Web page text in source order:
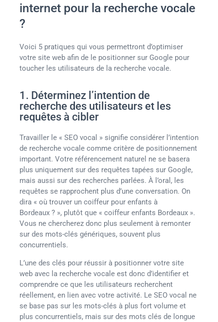
internet pour la recherche vocale
?
Voici 5 pratiques qui vous permettront d’optimiser
votre site web afin de le positionner sur Google pour
toucher les utilisateurs de la recherche vocale.
1. Déterminez l’intention de
recherche des utilisateurs et les
requêtes à cibler
Travailler le « SEO vocal » signifie considérer l’intention
de recherche vocale comme critère de positionnement
important. Votre référencement naturel ne se basera
plus uniquement sur des requêtes tapées sur Google,
mais aussi sur des recherches parlées. À l’oral, les
requêtes se rapprochent plus d’une conversation. On
dira « où trouver un coiffeur pour enfants à
Bordeaux ? », plutôt que « coiffeur enfants Bordeaux ».
Vous ne chercherez donc plus seulement à remonter
sur des mots-clés génériques, souvent plus
concurrentiels.
L’une des clés pour réussir à positionner votre site
web avec la recherche vocale est donc d’identifier et
comprendre ce que les utilisateurs recherchent
réellement, en lien avec votre activité. Le SEO vocal ne
se base pas sur les mots-clés à plus fort volume et
plus concurrentiels, mais sur des mots clés de longue